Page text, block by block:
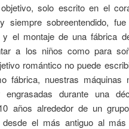
solo escrito en el
siempre sobreentendido,
y el montaje de una fábrica
a los niños como para
romántico no puede
fábrica, nuestras máquinas
engrasadas durante una
años alrededor de un
desde el más antiguo al